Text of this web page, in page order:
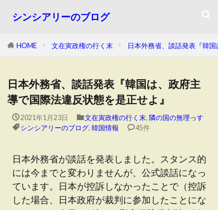
シンシアリーのブログ
HOME 文在寅政権の行く末 日本外務省、談話発表『韓
日本外務省、談話発表『韓国は、政府主
導で国際法違反状態を是正せよ』
2021年1月23日 文在寅政権の行く末, 隣の国の無理っす
シンシアリーのブログ, 韓国情報 45件
日本外務省が談話を発表しました。スタンス的
には今までと変わりませんが、公式談話になっ
ています。日本が控訴しなかったことで（控訴
した場合、日本政府が裁判に参加したことにな